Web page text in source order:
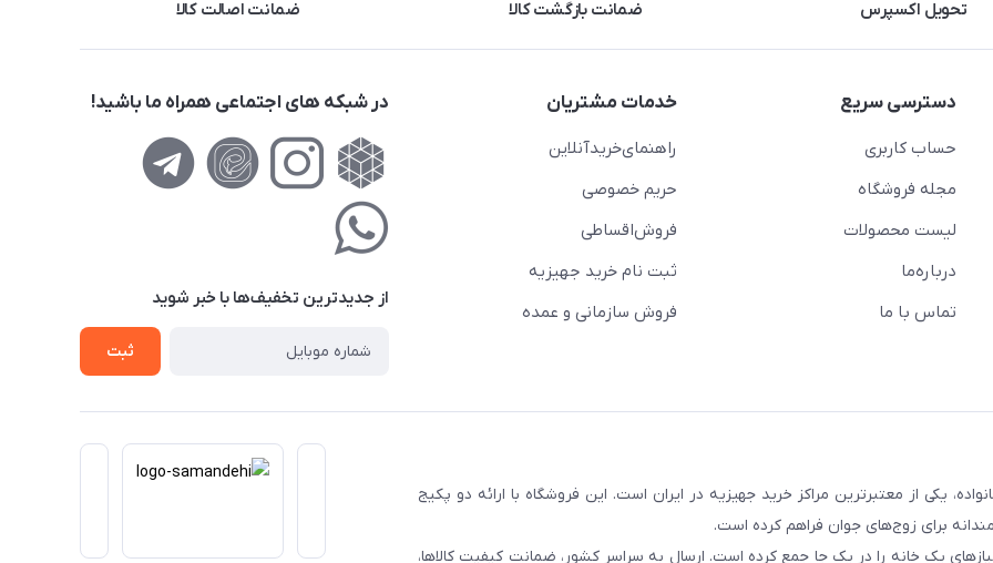
تحویل اکسپرس ضمانت بازگشت کالا ضمانت اصالت کالا
دسترسی سریع
حساب کاربری
مجله فروشگاه
لیست محصولات
درباره‌ما
تماس با ما
خدمات مشتریان
راهنمای‌خرید‌آنلاین
حریم خصوصی
فروش‌اقساطی
ثبت نام خرید جهیزیه
فروش سازمانی و عمده
در شبکه های اجتماعی همراه ما باشید!
از جدید‌ترین تخفیف‌ها با‌ خبر شوید
ثبت
و اعتماد بیش از ۵۰ هزار خانواده، یکی از معتبرترین مراکز خرید جهیزیه در ایران است. این فروشگاه با ارائه دو پکیج
برای زوج‌های جوان فراهم کرده است.
یک خانه را در یک جا جمع کرده است. ارسال به سراسر کشور، ضمانت کیفیت کالاها،